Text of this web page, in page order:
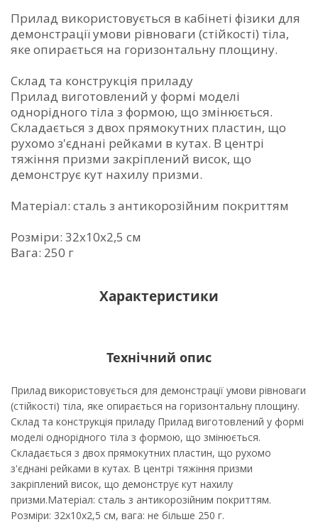
Прилад використовується в кабінеті фізики для
демонстрації умови рівноваги (стійкості) тіла,
яке опирається на горизонтальну площину.
Склад та конструкція приладу
Прилад виготовлений у формі моделі
однорідного тіла з формою, що змінюється.
Складається з двох прямокутних пластин, що
рухомо з'єднані рейками в кутах. В центрі
тяжіння призми закріплений висок, що
демонструє кут нахилу призми.
Матеріал: сталь з антикорозійним покриттям
Розміри: 32х10х2,5 см
Вага: 250 г
Характеристики
Технічний опис
Прилад використовується для демонстрації умови рівноваги
(стійкості) тіла, яке опирається на горизонтальну площину.
Склад та конструкція приладу Прилад виготовлений у формі
моделі однорідного тіла з формою, що змінюється.
Складається з двох прямокутних пластин, що рухомо
з'єднані рейками в кутах. В центрі тяжіння призми
закріплений висок, що демонструє кут нахилу
призми.Матеріал: сталь з антикорозійним покриттям.
Розміри: 32х10х2,5 см, вага: не більше 250 г.